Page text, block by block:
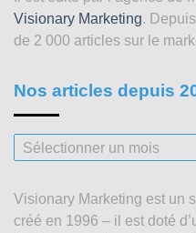
Visionary Marketing.
de 2 000 articles sur le
Nos articles depuis
Nos
articles
2003
Visionary Marketing est un
créé en 1996 – il est doté